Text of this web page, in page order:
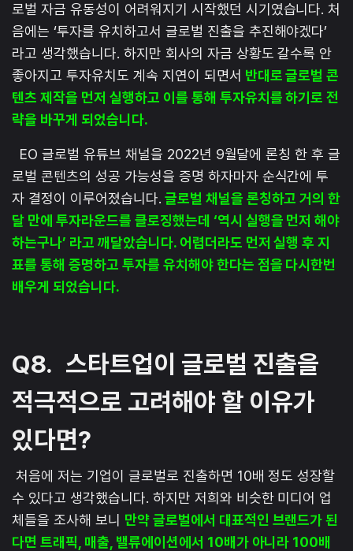
로벌 자금 유동성이 어려워지기 시작했던 시기였습니다. 처
음에는 ‘투자를 유치하고서 글로벌 진출을 추진해야겠다’
라고 생각했습니다. 하지만 회사의 자금 상황도 갈수록 안
좋아지고 투자유치도 계속 지연이 되면서 반대로 글로벌 콘
텐츠 제작을 먼저 실행하고 이를 통해 투자유치를 하기로 전
략을 바꾸게 되었습니다.
EO 글로벌 유튜브 채널을 2022년 9월달에 론칭 한 후 글
로벌 콘텐츠의 성공 가능성을 증명 하자마자 순식간에 투
자 결정이 이루어졌습니다. 글로벌 채널을 론칭하고 거의 한
달 만에 투자라운드를 클로징했는데 ‘역시 실행을 먼저 해야
하는구나’ 라고 깨달았습니다. 어렵더라도 먼저 실행 후 지
표를 통해 증명하고 투자를 유치해야 한다는 점을 다시한번
배우게 되었습니다.
Q8. 스타트업이 글로벌 진출을
적극적으로 고려해야 할 이유가
있다면?
처음에 저는 기업이 글로벌로 진출하면 10배 정도 성장할
수 있다고 생각했습니다. 하지만 저희와 비슷한 미디어 업
체들을 조사해 보니 만약 글로벌에서 대표적인 브랜드가 된
다면 트래픽, 매출, 밸류에이션에서 10배가 아니라 100배